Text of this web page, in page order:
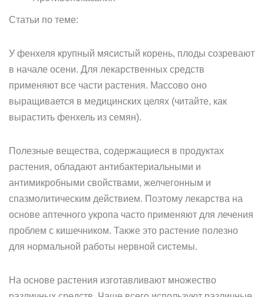
Статьи по теме:
У фенхеля крупный мясистый корень, плоды созревают
в начале осени. Для лекарственных средств
применяют все части растения. Массово оно
выращивается в медицинских целях (читайте, как
вырастить фенхель из семян).
Полезные вещества, содержащиеся в продуктах
растения, обладают антибактериальными и
антимикробными свойствами, желчегонным и
спазмолитическим действием. Поэтому лекарства на
основе аптечного укропа часто применяют для лечения
проблем с кишечником. Также это растение полезно
для нормальной работы нервной системы.
На основе растения изготавливают множество